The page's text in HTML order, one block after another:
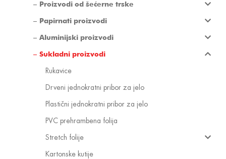
Proizvodi od šećerne trske
Papirnati proizvodi
Aluminijski proizvodi
Sukladni proizvodi
Rukavice
Drveni jednokratni pribor za jelo
Plastični jednokratni pribor za jelo
PVC prehrambena folija
Stretch folije
Kartonske kutije